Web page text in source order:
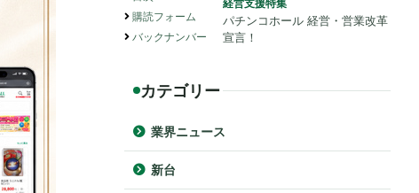
購読フォーム
バックナンバー
経営支援特集
パチンコホール 経営・営業改革
宣言！
カテゴリー
業界ニュース
新台